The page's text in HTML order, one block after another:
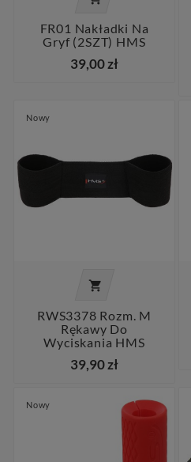
FR01 Nakładki Na
Gryf (2SZT) HMS
39,00 zł
Nowy

RWS3378 Rozm. M
Rękawy Do
Wyciskania HMS
39,90 zł
Nowy